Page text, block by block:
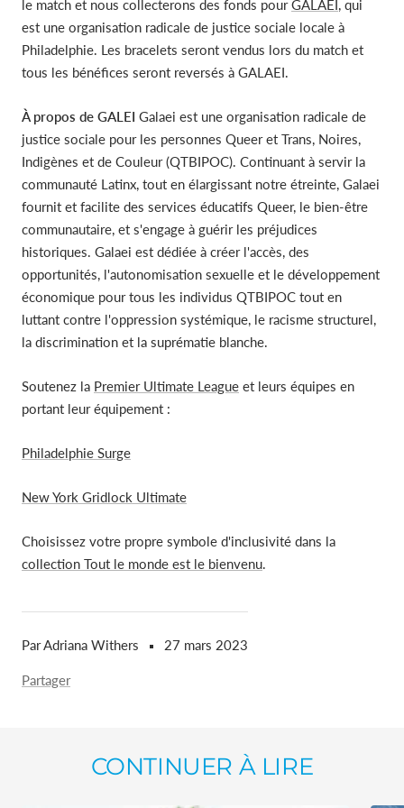
Par Adriana Withers 27 mars 2023
Partager
le match et nous collecterons des fonds pourGALAEI , qui
est une organisation radicale de justice sociale locale à
Philadelphie. Les bracelets seront vendus lors du match et
tous les bénéfices seront reversés à GALAEI.
À propos de GALEI Galaei est une organisation radicale de
justice sociale pour les personnes Queer et Trans, Noires,
Indigènes et de Couleur (QTBIPOC). Continuant à servir la
communauté Latinx, tout en élargissant notre étreinte, Galaei
fournit et facilite des services éducatifs Queer, le bien-être
communautaire, et s'engage à guérir les préjudices
historiques. Galaei est dédiée à créer l'accès, des
opportunités, l'autonomisation sexuelle et le développement
économique pour tous les individus QTBIPOC tout en
luttant contre l'oppression systémique, le racisme structurel,
la discrimination et la suprématie blanche.
Soutenez la Premier Ultimate League et leurs équipes en
portant leur équipement :
Philadelphie Surge
New York Gridlock Ultimate
Choisissez votre propre symbole d'inclusivité dans la
collection Tout le monde est le bienvenu.
CONTINUER À LIRE